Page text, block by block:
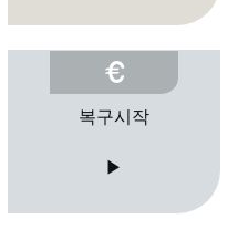
복구시작
▶